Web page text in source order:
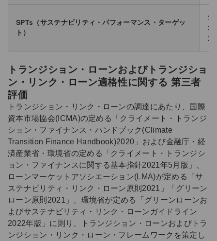
SPTs（サステナビリティ・パフォーマンス・ターゲッ
ト）
満
トランジション・ローンおよびトランジショ
ン・リンク・ローン適格性に関する 第三者
評価
トランジション・リンク・ローンの調達にあたり、国際
資本市場協会(ICMA)の定める「クライメート・トランジ
ション・ファイナンス・ハンドブック(Climate
Transition Finance Handbook)2020」および金融庁・経
済産業省・環境省の定める「クライメート・トランジシ
ョン・ファイナンスに関する基本指針2021年5月版」、
ローンマーケットアソシエーション(LMA)が定める「サ
ステナビリティ・リンク・ローン原則2021」「グリーン
ローン原則2021」、環境省が定める「グリーンローンお
よびサステナビリティ・リンク・ローンガイドライン
2022年版」に則り、トランジション・ローンおよびトラ
ンジション・リンク・ローン・フレームワークを策定し